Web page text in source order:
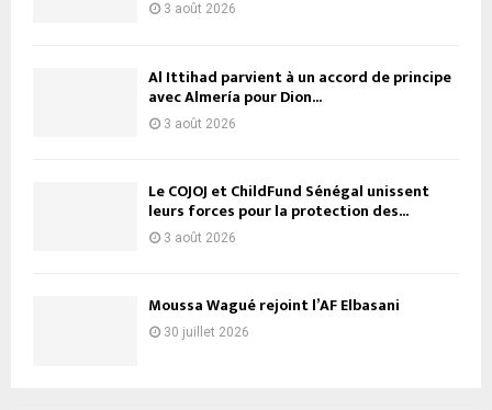
3 août 2026
Al Ittihad parvient à un accord de principe
avec Almería pour Dion...
3 août 2026
Le COJOJ et ChildFund Sénégal unissent
leurs forces pour la protection des...
3 août 2026
Moussa Wagué rejoint l’AF Elbasani
30 juillet 2026